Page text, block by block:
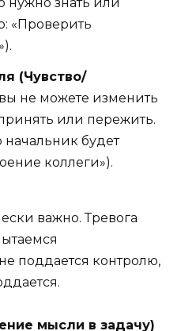
нужно знать или
«Проверить
(Чувство/
вы не можете изменить
или пережить.
начальник будет
коллеги»).
важно. Тревога
поддается контролю,
мысли в задачу)